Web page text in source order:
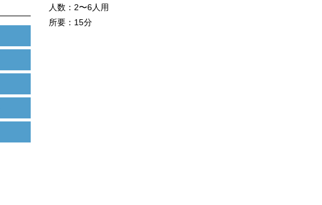
人数：2〜6人用
所要：15分